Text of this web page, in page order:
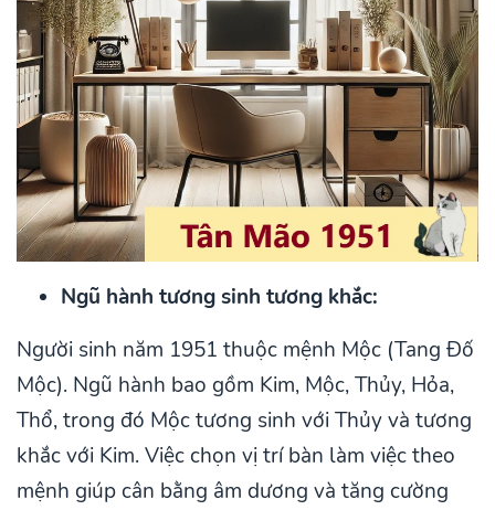
Ngũ hành tương sinh tương khắc:
Người sinh năm 1951 thuộc mệnh Mộc (Tang Đố
Mộc). Ngũ hành bao gồm Kim, Mộc, Thủy, Hỏa,
Thổ, trong đó Mộc tương sinh với Thủy và tương
khắc với Kim. Việc chọn vị trí bàn làm việc theo
mệnh giúp cân bằng âm dương và tăng cường